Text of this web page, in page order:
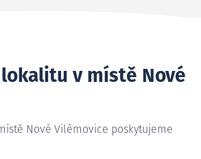
v místě Nové
Nové Vilémovice poskytujeme